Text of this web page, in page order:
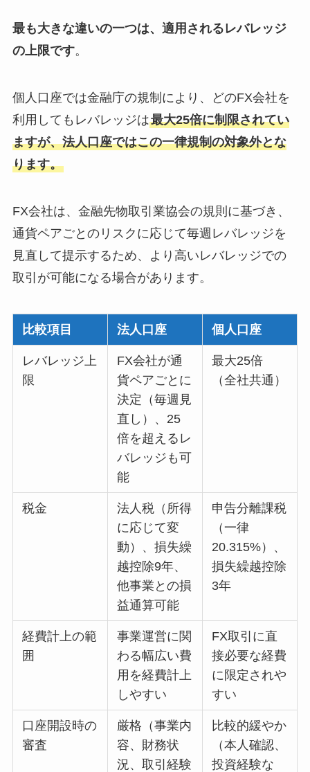
最も大きな違いの一つは、適用されるレバレッジ
の上限です。
個人口座では金融庁の規制により、どのFX会社を
利用してもレバレッジは最大25倍に制限されてい
ますが、法人口座ではこの一律規制の対象外とな
ります。
FX会社は、金融先物取引業協会の規則に基づき、
通貨ペアごとのリスクに応じて毎週レバレッジを
見直して提示するため、より高いレバレッジでの
取引が可能になる場合があります。
比較項目 法人口座 個人口座
レバレッジ上
限
FX会社が通
貨ペアごとに
決定（毎週見
直し）、25
倍を超えるレ
バレッジも可
能
最大25倍
（全社共通）
税金
法人税（所得
に応じて変
動）、損失繰
越控除9年、
他事業との損
益通算可能
申告分離課税
（一律
20.315%）、
損失繰越控除
3年
経費計上の範
囲
事業運営に関
わる幅広い費
用を経費計上
しやすい
FX取引に直
接必要な経費
に限定されや
すい
口座開設時の
審査
厳格（事業内
容、財務状
況、取引経験
比較的緩やか
（本人確認、
投資経験な